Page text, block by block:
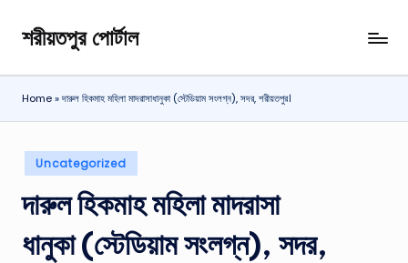
Skip
content
শরীয়তপুর পোর্টাল
শরীয়তপুর
জেলা
বিষয়ক
পোর্টাল
Home»দারুল হিকমাহ মহিলা মাদরাসাধানুকা (স্টেডিয়াম সংলগ্ন), সদর, শরীয়তপুর।
Posted
in
Uncategorized
দারুল হিকমাহ মহিলা মাদরাসা
ধানুকা (স্টেডিয়াম সংলগ্ন), সদর,